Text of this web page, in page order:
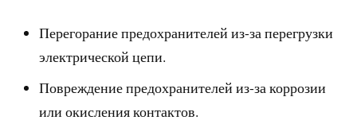
Перегорание предохранителей из-за перегрузки
электрической цепи.
Повреждение предохранителей из-за коррозии
или окисления контактов.